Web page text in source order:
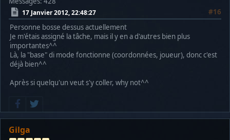
17 Janvier 2012, 22:48:27
#16
Personne bosse dessus actuellement
Je m'étais assigné la tâche, mais il y en a d'autres bien plus
importantes^^
Là, la "base" di mode fonctionne (coordonnées, joueur), donc c'est
déjà bien^^
Après si quelqu'un veut s'y coller, why not^^
Gilga